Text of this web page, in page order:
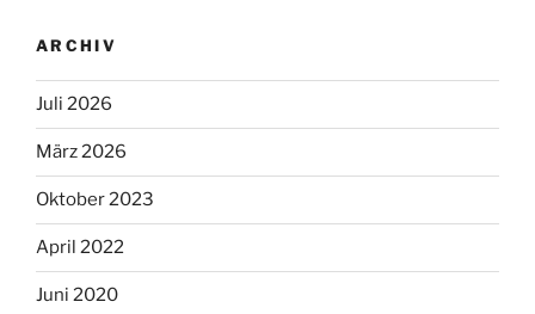
ARCHIV
Juli 2026
März 2026
Oktober 2023
April 2022
Juni 2020